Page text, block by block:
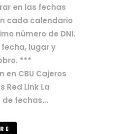
en las fechas
cada calendario
número de DNI.
lugar y
***
en CBU Cajeros
Red Link La
fechas...